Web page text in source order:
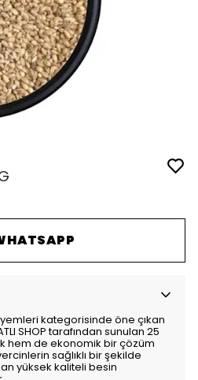
kategorisinde öne çıkan
SHOP tarafından sunulan 25
hem de ekonomik bir çözüm
sağlıklı bir şekilde
yüksek kaliteli besin